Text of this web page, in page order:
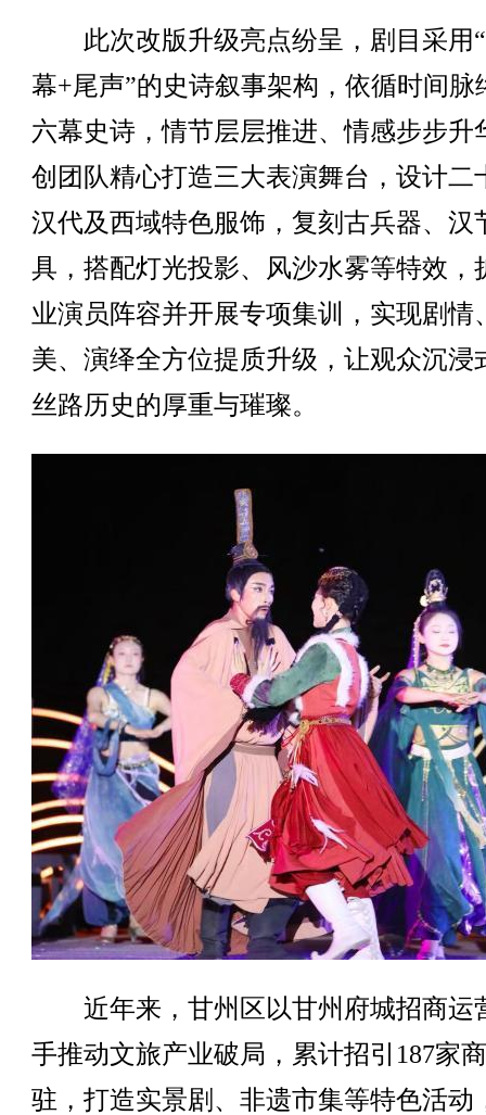
此次改版升级亮点纷呈，剧目采用
幕+尾声”的史诗叙事架构，依循时间脉
六幕史诗，情节层层推进、情感步步升
创团队精心打造三大表演舞台，设计二
汉代及西域特色服饰，复刻古兵器、汉
具，搭配灯光投影、风沙水雾等特效，
业演员阵容并开展专项集训，实现剧情
美、演绎全方位提质升级，让观众沉浸
丝路历史的厚重与璀璨。
近年来，甘州区以甘州府城招商运
手推动文旅产业破局，累计招引187家
驻，打造实景剧、非遗市集等特色活动